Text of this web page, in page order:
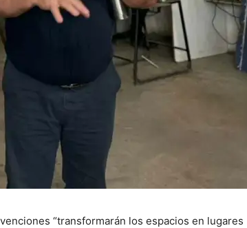
“transformarán los espacios en lugares